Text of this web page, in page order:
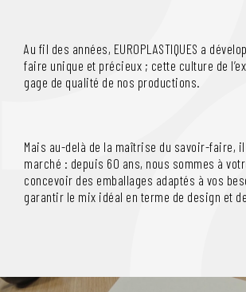
Au fil des années, EUROPLASTIQUES a
faire unique et précieux ; cette culture de
gage de qualité de nos productions.
Mais au-delà de la maîtrise du savoir-faire, il
marché : depuis 60 ans, nous sommes à
concevoir des emballages adaptés à vos
garantir le mix idéal en terme de design et